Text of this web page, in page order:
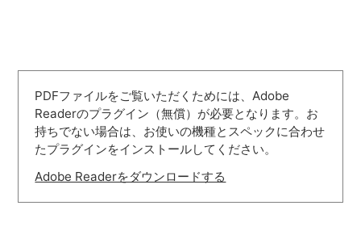
PDFファイルをご覧いただくためには、Adobe
Readerのプラグイン（無償）が必要となります。お
持ちでない場合は、お使いの機種とスペックに合わせ
たプラグインをインストールしてください。
Adobe Readerをダウンロードする